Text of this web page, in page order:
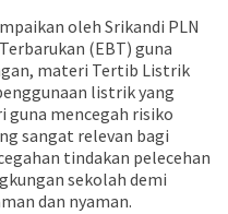
oleh Srikandi PLN
(EBT) guna
materi Tertib Listrik
listrik yang
guna mencegah risiko
sangat relevan bagi
tindakan pelecehan
sekolah demi
dan nyaman.